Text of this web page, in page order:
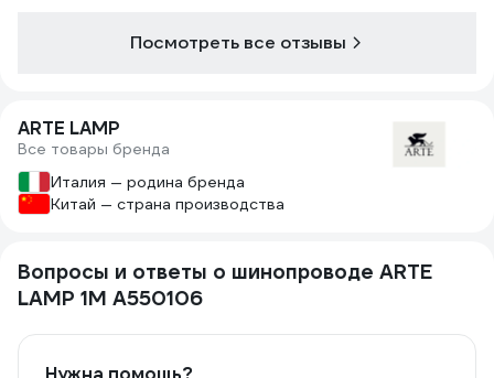
Посмотреть все отзывы
ARTE LAMP
Все товары бренда
Италия — родина бренда
Китай — страна производства
Вопросы и ответы о шинопроводе ARTE
LAMP 1M A550106